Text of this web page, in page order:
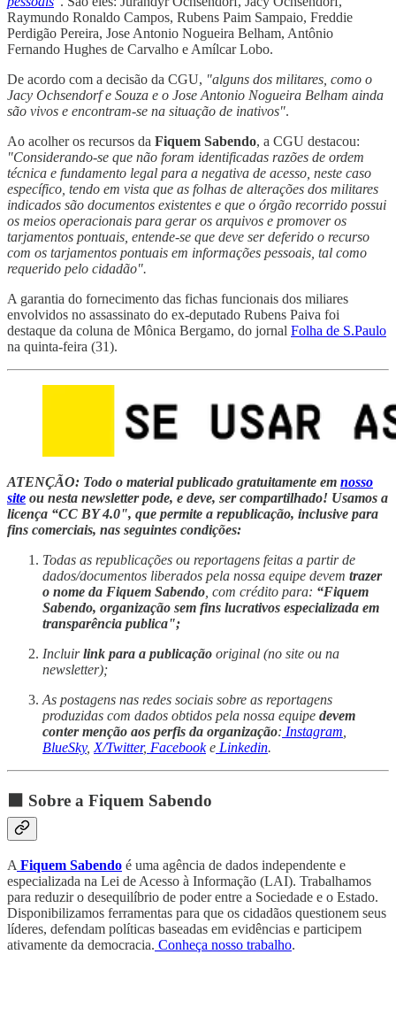
Raymundo Ronaldo Campos, Rubens Paim Sampaio, Freddie
Perdigão Pereira, Jose Antonio Nogueira Belham, Antônio
Fernando Hughes de Carvalho e Amílcar Lobo.
De acordo com a decisão da CGU, "alguns dos militares, como o
Jacy Ochsendorf e Souza e o Jose Antonio Nogueira Belham ainda
são vivos e encontram-se na situação de inativos".
Ao acolher os recursos da Fiquem Sabendo, a CGU destacou:
"Considerando-se que não foram identificadas razões de ordem
técnica e fundamento legal para a negativa de acesso, neste caso
específico, tendo em vista que as folhas de alterações dos militares
indicados são documentos existentes e que o órgão recorrido possui
os meios operacionais para gerar os arquivos e promover os
tarjamentos pontuais, entende-se que deve ser deferido o recurso
com os tarjamentos pontuais em informações pessoais, tal como
requerido pelo cidadão".
A garantia do fornecimento das fichas funcionais dos miliares
envolvidos no assassinato do ex-deputado Rubens Paiva foi
destaque da coluna de Mônica Bergamo, do jornal Folha de S.Paulo
na quinta-feira (31).
ATENÇÃO: Todo o material publicado gratuitamente em nosso
site ou nesta newsletter pode, e deve, ser compartilhado! Usamos a
licença “CC BY 4.0", que permite a republicação, inclusive para
fins comerciais, nas seguintes condições:
Todas as republicações ou reportagens feitas a partir de
dados/documentos liberados pela nossa equipe devem trazer
o nome da Fiquem Sabendo , com crédito para: “Fiquem
Sabendo, organização sem fins lucrativos especializada em
transparência publica";
Incluirlink para a publicação original (no site ou na
newsletter);
As postagens nas redes sociais sobre as reportagens
produzidas com dados obtidos pela nossa equipe devem
conter menção aos perfis da organização: Instagram
BlueSky, X/Twitter, Facebooke Linkedin.
⬛ Sobre a Fiquem Sabendo
A Fiquem Sabendo é uma agência de dados independente e
especializada na Lei de Acesso à Informação (LAI). Trabalhamos
para reduzir o desequilíbrio de poder entre a Sociedade e o Estado.
Disponibilizamos ferramentas para que os cidadãos questionem seus
líderes, defendam políticas baseadas em evidências e participem
ativamente da democracia. Conheça nosso trabalho.